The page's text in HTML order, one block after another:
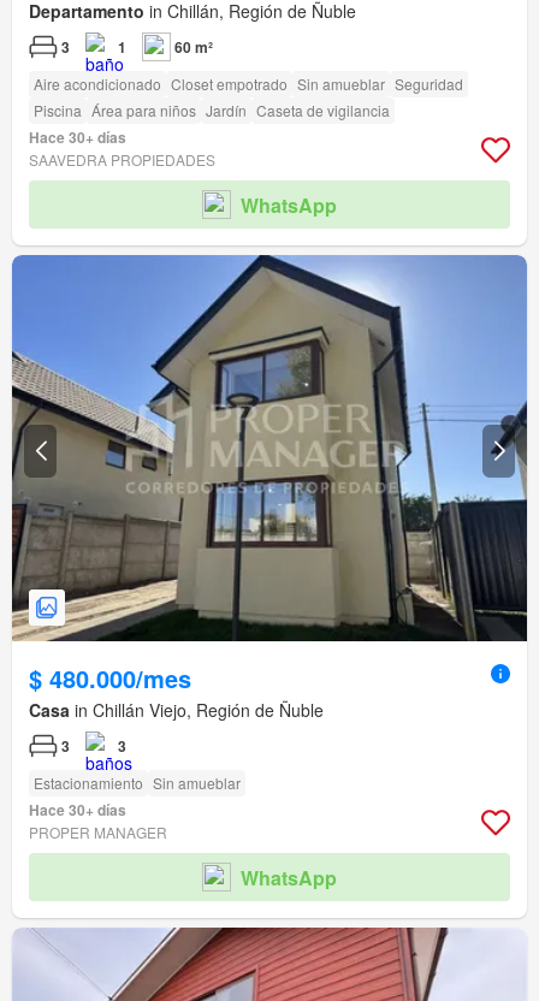
Departamento in Chillán, Región de Ñuble
3 1 60 m²
Aire acondicionado Closet empotrado Sin amueblar Seguridad
Piscina Área para niños Jardín Caseta de vigilancia
Hace 30+ días
SAAVEDRA PROPIEDADES
WhatsApp
$ 480.000/mes
Casa in Chillán Viejo, Región de Ñuble
3 3
Estacionamiento Sin amueblar
Hace 30+ días
PROPER MANAGER
WhatsApp